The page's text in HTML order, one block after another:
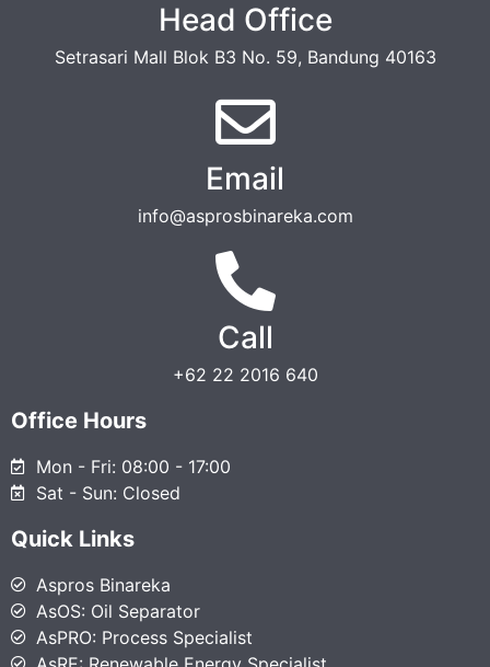
Head Office
Setrasari Mall Blok B3 No. 59, Bandung 40163
Email
info@asprosbinareka.com
Call
+62 22 2016 640
Office Hours
Mon - Fri: 08:00 - 17:00
Sat - Sun: Closed
Quick Links
Aspros Binareka
AsOS: Oil Separator
AsPRO: Process Specialist